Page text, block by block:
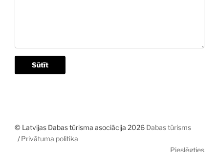
Sūtīt
© Latvijas Dabas tūrisma asociācija 2026 Dabas tūrisms
Privātuma politika
Pieslēgties